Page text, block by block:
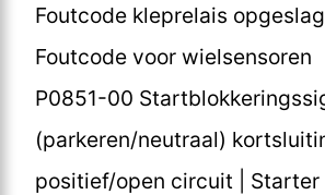
Foutcode kleprelais
Foutcode voor wielsensoren
P0851-00
(parkeren/neutraal)
positief/open circuit | Starter